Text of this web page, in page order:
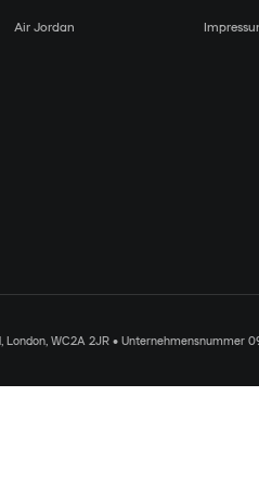
Air Jordan
WC2A 2JR • Unternehmensnummer